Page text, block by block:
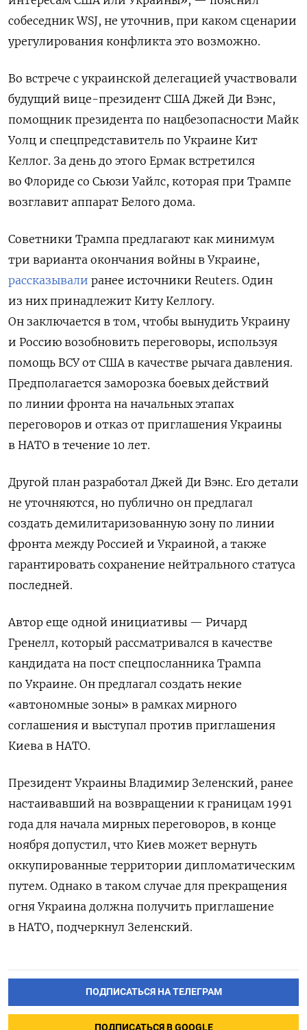
собеседник WSJ, не уточнив, при каком сценарии
урегулирования конфликта это возможно.
Во встрече с украинской делегацией участвовали
будущий вице-президент США Джей Ди Вэнс,
помощник президента по нацбезопасности Майк
Уолц и спецпредставитель по Украине Кит
Келлог. За день до этого Ермак встретился
во Флориде со Сьюзи Уайлс, которая при Трампе
возглавит аппарат Белого дома.
Советники Трампа предлагают как минимум
три варианта окончания войны в Украине,
рассказывали ранее источники Reuters. Один
из них принадлежит Киту Келлогу.
Он заключается в том, чтобы вынудить Украину
и Россию возобновить переговоры, используя
помощь ВСУ от США в качестве рычага давления.
Предполагается заморозка боевых действий
по линии фронта на начальных этапах
переговоров и отказ от приглашения Украины
в НАТО в течение 10 лет.
Другой план разработал Джей Ди Вэнс. Его детали
не уточняются, но публично он предлагал
создать демилитаризованную зону по линии
фронта между Россией и Украиной, а также
гарантировать сохранение нейтрального статуса
последней.
Автор еще одной инициативы — Ричард
Гренелл, который рассматривался в качестве
кандидата на пост спецпосланника Трампа
по Украине. Он предлагал создать некие
«автономные зоны» в рамках мирного
соглашения и выступал против приглашения
Киева в НАТО.
Президент Украины Владимир Зеленский, ранее
настаивавший на возвращении к границам 1991
года для начала мирных переговоров, в конце
ноября допустил, что Киев может вернуть
оккупированные территории дипломатическим
путем. Однако в таком случае для прекращения
огня Украина должна получить приглашение
в НАТО, подчеркнул Зеленский.
ПОДПИСАТЬСЯ НА ТЕЛЕГРАМ
ПОДПИСАТЬСЯ В GOOGLE